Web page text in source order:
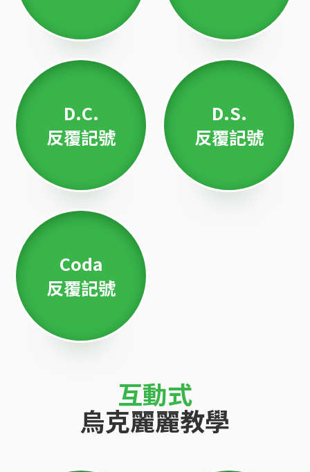
D.C.
反覆記號
D.S.
反覆記號
Coda
反覆記號
互動式
烏克麗麗教學